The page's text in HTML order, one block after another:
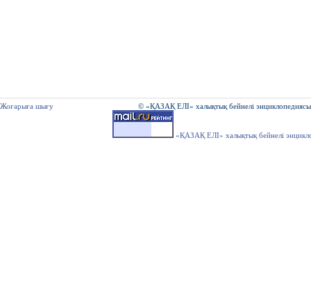
Жоғарыға шығу © «ҚАЗАҚ ЕЛІ» халықтық бейнелі
«ҚАЗАҚ ЕЛІ» халықтық бейнелі